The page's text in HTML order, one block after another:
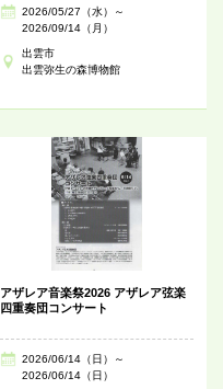
2026/05/27（水）～
2026/09/14（月）
出雲市
出雲弥生の森博物館
アザレア音楽祭2026 アザレア弦楽
四重奏団コンサート
2026/06/14（日）～
2026/06/14（日）